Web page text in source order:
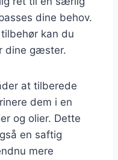
dine behov.
kan du
dine gæster.
at tilberede
dem i en
og olier. Dette
en saftig
mere